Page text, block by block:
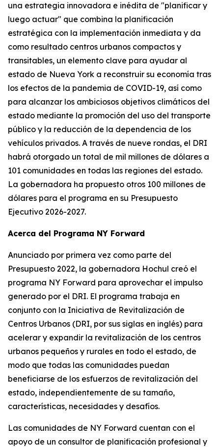
una estrategia innovadora e inédita de "planificar y
luego actuar" que combina la planificación
estratégica con la implementación inmediata y da
como resultado centros urbanos compactos y
transitables, un elemento clave para ayudar al
estado de Nueva York a reconstruir su economía tras
los efectos de la pandemia de COVID-19, así como
para alcanzar los ambiciosos objetivos climáticos del
estado mediante la promoción del uso del transporte
público y la reducción de la dependencia de los
vehículos privados. A través de nueve rondas, el DRI
habrá otorgado un total de mil millones de dólares a
101 comunidades en todas las regiones del estado.
La gobernadora ha propuesto otros 100 millones de
dólares para el programa en su Presupuesto
Ejecutivo 2026-2027.
Acerca del Programa NY Forward
Anunciado por primera vez como parte del
Presupuesto 2022, la gobernadora Hochul creó el
programa NY Forward para aprovechar el impulso
generado por el DRI. El programa trabaja en
conjunto con la Iniciativa de Revitalización de
Centros Urbanos (DRI, por sus siglas en inglés) para
acelerar y expandir la revitalización de los centros
urbanos pequeños y rurales en todo el estado, de
modo que todas las comunidades puedan
beneficiarse de los esfuerzos de revitalización del
estado, independientemente de su tamaño,
características, necesidades y desafíos.
Las comunidades de NY Forward cuentan con el
apoyo de un consultor de planificación profesional y